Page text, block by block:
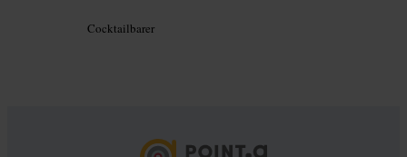
Cocktailbarer